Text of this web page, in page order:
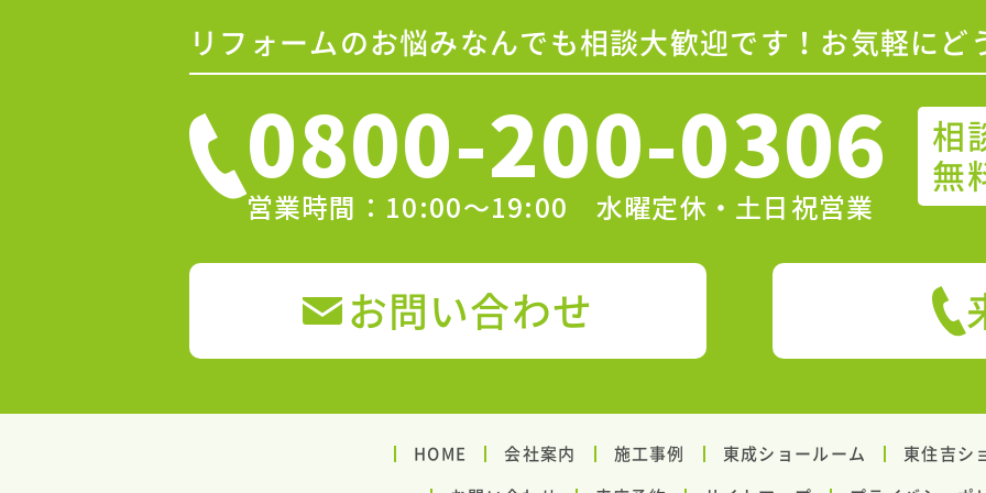
リフォームのお悩みなんでも相談大歓迎です！お気軽にど
0800-200-0306
営業時間：10:00〜19:00 水曜定休・土日祝営業
相
無
お問い合わせ
HOME 会社案内 施工事例 東成ショールーム 東住吉シ